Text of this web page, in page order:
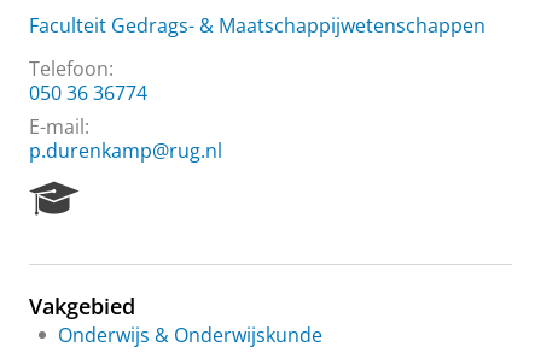
Faculteit Gedrags- & Maatschappijwetenschappen
Telefoon:
050 36 36774
E-mail:
p.durenkamp@rug.nl
e
r
c
Vakgebied
Onderwijs & Onderwijskunde